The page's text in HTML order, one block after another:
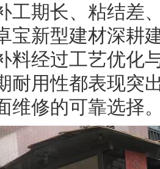
工期长、粘结差
宝新型建材深耕
料经过工艺优化
耐用性都表现突
维修的可靠选择